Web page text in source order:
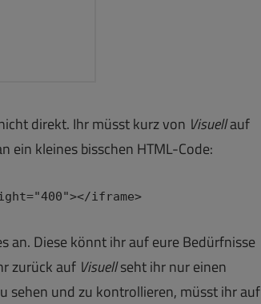
direkt. Ihr müsst kurz von Visuellauf
kleines bisschen HTML-Code:
iframe>
an. Diese könnt ihr auf eure Bedürfnisse
zurück auf Visuellseht ihr nur einen
sehen und zu kontrollieren, müsst ihr auf